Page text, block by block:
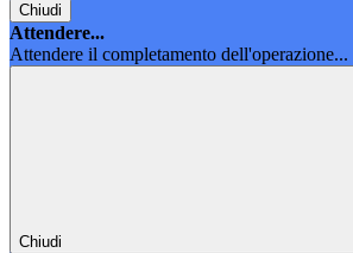
Chiudi
Attendere...
Attendere il completamento dell'operazione...
Chiudi